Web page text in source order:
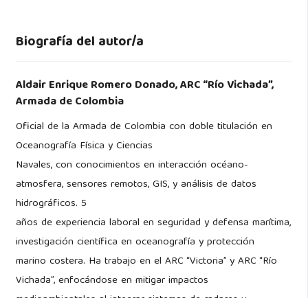
Biografía del autor/a
Aldair Enrique Romero Donado,ARC “Río Vichada”,
Armada de Colombia
Oficial de la Armada de Colombia con doble titulación en
Oceanografía Física y Ciencias
Navales, con conocimientos en interacción océano-
atmosfera, sensores remotos, GIS, y análisis de datos
hidrográficos. 5
años de experiencia laboral en seguridad y defensa marítima,
investigación científica en oceanografía y protección
marino costera. Ha trabajo en el ARC “Victoria” y ARC “Río
Vichada”, enfocándose en mitigar impactos